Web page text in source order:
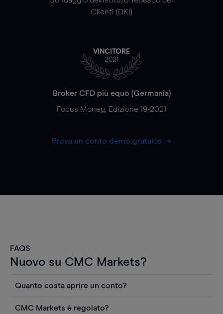
Clienti (DKI)
VINCITORE
2021
Broker CFD più equo (Germania)
Focus Money, Edizione 19-2021
Prova un conto demo gratuito
FAQS
Nuovo su CMC Markets?
Quanto costa aprire un conto?
CMC Markets è regolato?